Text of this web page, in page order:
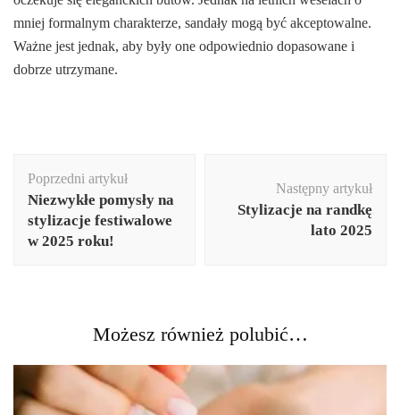
mniej formalnym charakterze, sandały mogą być akceptowalne.
Ważne jest jednak, aby były one odpowiednio dopasowane i
dobrze utrzymane.
wpisu
Poprzedni artykuł
Niezwykłe pomysły na
stylizacje festiwalowe
w 2025 roku!
Następny artykuł
Stylizacje na randkę
lato 2025
Możesz również polubić…